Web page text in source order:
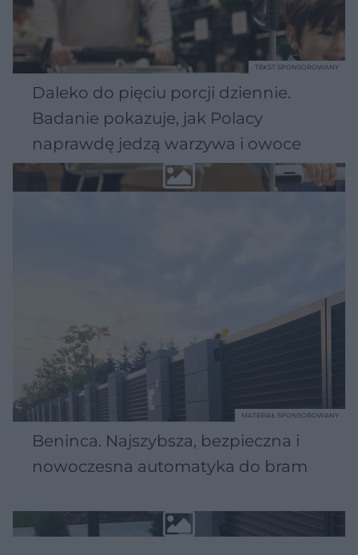
Daleko do pięciu porcji dziennie.
Badanie pokazuje, jak Polacy
naprawdę jedzą warzywa i owoce
TEKST SPONSOROWANY
Beninca. Najszybsza, bezpieczna i
nowoczesna automatyka do bram
MATERIAŁ SPONSOROWANY